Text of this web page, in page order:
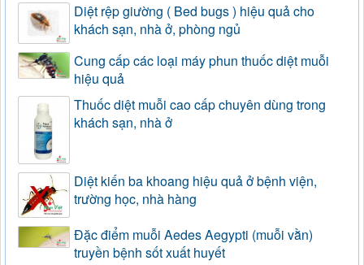
Diệt rệp giường ( Bed bugs ) hiệu quả cho
khách sạn, nhà ở, phòng ngủ
Cung cấp các loại máy phun thuốc diệt muỗi
hiệu quả
Thuốc diệt muỗi cao cấp chuyên dùng trong
khách sạn, nhà ở
Diệt kiến ba khoang hiệu quả ở bệnh viện,
trường học, nhà hàng
Đặc điểm muỗi Aedes Aegypti (muỗi vằn)
truyền bệnh sốt xuất huyết